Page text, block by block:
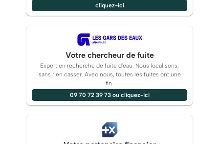
cliquez-ici
Votre chercheur de fuite
Expert en recherche de fuite d'eau. Nous localisons,
sans rien casser. Avec nous, toutes les fuites ont une
fin.
09 70 72 39 73 ou cliquez-ici